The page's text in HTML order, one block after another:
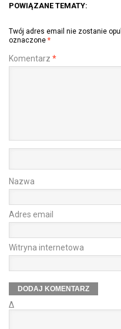
POWIĄZANE TEMATY:
Twój adres email nie zostanie
oznaczone *
Komentarz *
Nazwa
Adres email
Witryna internetowa
Δ